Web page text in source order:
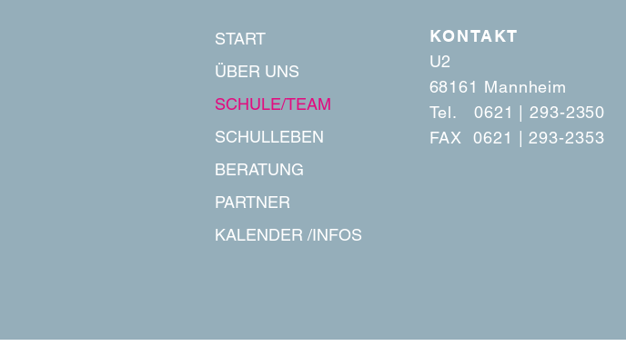
START
ÜBER UNS
SCHULE/TEAM
SCHULLEBEN
BERATUNG
PARTNER
KALENDER /INFOS
KONTAKT
U2
68161 Mannheim
Tel. 0621 | 293-2350
FAX 0621 | 293-2353